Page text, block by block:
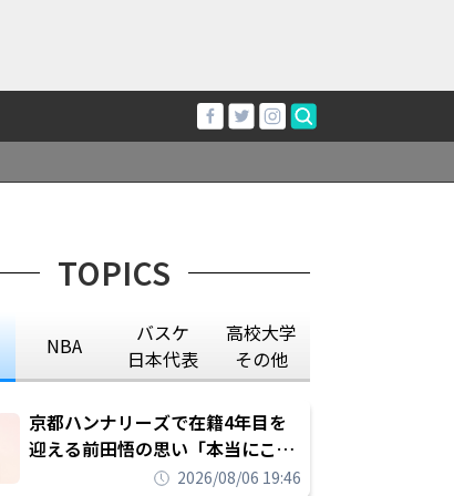
TOPICS
NBA
バスケ
日本代表
高校大学
その他
京都ハンナリーズで在籍4年目を
迎える前田悟の思い「本当にこの
チームで勝ちたい、負けたまま舐
2026/08/06 19:46